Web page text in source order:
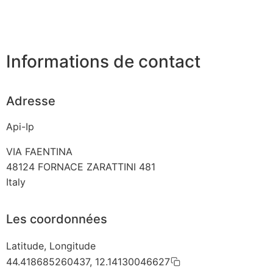
Informations de contact
Adresse
Api-Ip
VIA FAENTINA
48124 FORNACE ZARATTINI 481
Italy
Les coordonnées
Latitude, Longitude
44.418685260437, 12.14130046627